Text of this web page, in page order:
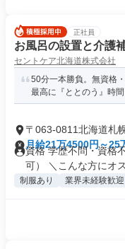
正社員
お風呂の設置と介護
セントケア北海道株式会社
50分一本勝負。無資格
最高に『ととのう』時
〒063-0811北海道札
月給21万4500円～25
資格 学歴不問・資格
可） ＼こんな方にオス
制服あり 業界未経験歓迎